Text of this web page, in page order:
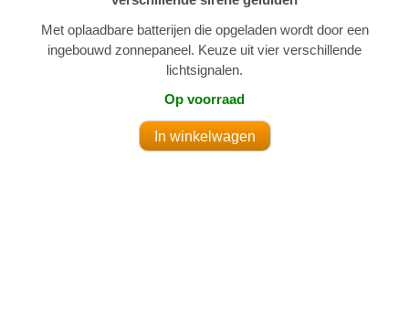
Met oplaadbare batterijen die opgeladen wordt door een
ingebouwd zonnepaneel. Keuze uit vier verschillende
lichtsignalen.
Op voorraad